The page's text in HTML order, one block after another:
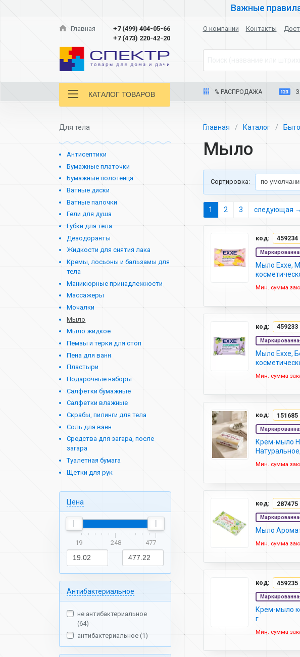
Важные
Главная
+7 (499) 404-05-66
+7 (473) 220-42-20
О компании Контакты
КАТАЛОГ ТОВАРОВ % РАСПРОДАЖА
Для тела
Антисептики
Бумажные платочки
Бумажные полотенца
Ватные диски
Ватные палочки
Гели для душа
Губки для тела
Дезодоранты
Жидкости для снятия лака
Кремы, лосьоны и бальзамы для
тела
Маникюрные принадлежности
Массажеры
Мочалки
Мыло
Мыло жидкое
Пемзы и терки для стоп
Пена для ванн
Пластыри
Подарочные наборы
Салфетки бумажные
Салфетки влажные
Скрабы, пилинги для тела
Соль для ванн
Средства для загара, после
загара
Туалетная бумага
Щетки для рук
Цена
19 248 477
Антибактериальное
не антибактериальное
(64)
антибактериальное (1)
Главная Каталог
Мыло
Cортировка:
1 2 3 следующая →
код: 459234
Мыло Exxe,
Мин. сумма
код: 459233
Мыло Exxe,
Мин. сумма
код: 151685
Крем-мыло
Мин. сумма
код: 287475
Мыло
Мин. сумма
код: 459235
Крем-мыло
г
Мин. сумма